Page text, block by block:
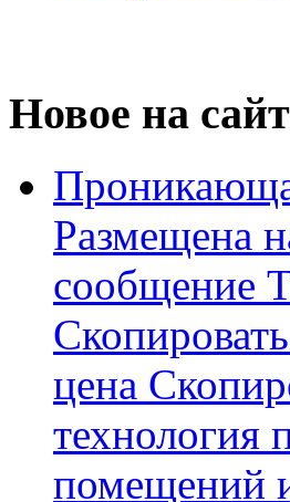
Новое на
Размещена
сообщение
цена
технология
помещений